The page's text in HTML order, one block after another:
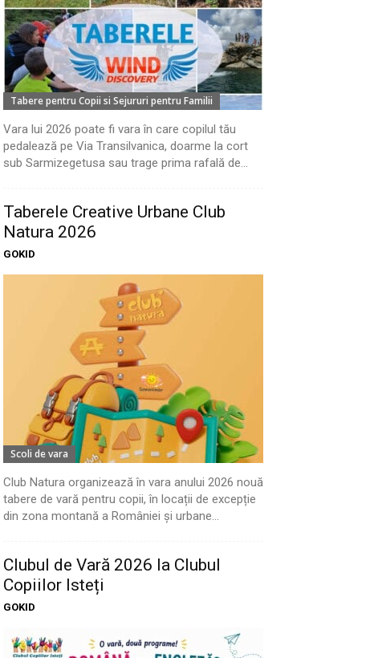
Tabere pentru Copii si Sejururi pentru Familii
Vara lui 2026 poate fi vara în care copilul tău
pedalează pe Via Transilvanica, doarme la cort
sub Sarmizegetusa sau trage prima rafală de...
Taberele Creative Urbane Club
Natura 2026
GOKID
Scoli de vara
Club Natura organizează în vara anului 2026 nouă
tabere de vară pentru copii, în locații de excepție
din zona montană a României și urbane...
Clubul de Vară 2026 la Clubul
Copiilor Isteți
GOKID